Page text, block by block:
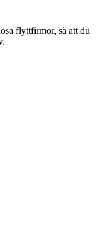
flyttfirmor, så att du